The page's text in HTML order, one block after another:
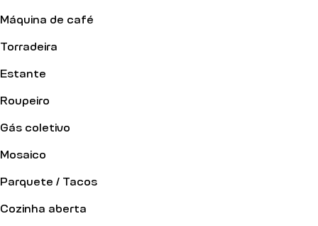
Máquina de café
Torradeira
Estante
Roupeiro
Gás coletivo
Mosaico
Parquete / Tacos
Cozinha aberta